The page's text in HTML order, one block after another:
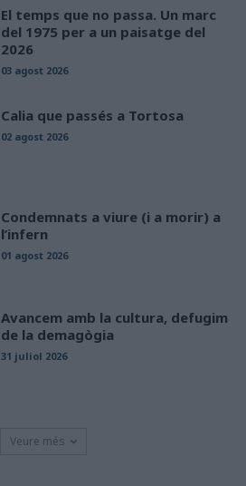
El temps que no passa. Un marc
del 1975 per a un paisatge del
2026
03 agost 2026
Calia que passés a Tortosa
02 agost 2026
Condemnats a viure (i a morir) a
l’infern
01 agost 2026
Avancem amb la cultura, defugim
de la demagògia
31 juliol 2026
Veure més